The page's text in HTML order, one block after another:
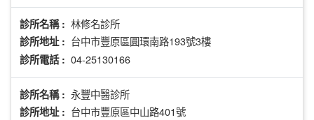
診所名稱 : 林修名診所
診所地址 : 台中市豐原區圓環南路193號3樓
診所電話 : 04-25130166
診所名稱 : 永豐中醫診所
診所地址 : 台中市豐原區中山路401號